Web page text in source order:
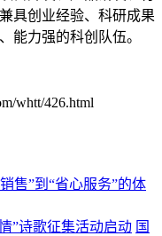
具创业经验、科研成果
能力强的科创队伍。
whtt/426.html
售”到“省心服务”的体
”诗歌征集活动启动 国